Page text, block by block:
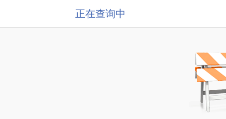
正在查询中